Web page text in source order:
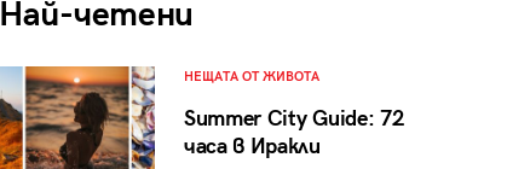
Най-четени
НЕЩАТА ОТ ЖИВОТА
Summer City Guide: 72
часа в Иракли